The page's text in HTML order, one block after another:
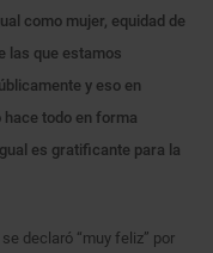
como mujer, equidad de
las que estamos
y eso en
todo en forma
es gratificante para la
declaró “muy feliz” por